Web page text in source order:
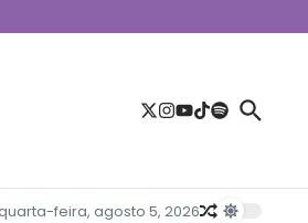
feira, agosto 5, 2026